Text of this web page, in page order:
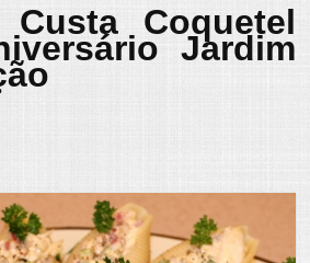
Custa Coquetel
Jardim